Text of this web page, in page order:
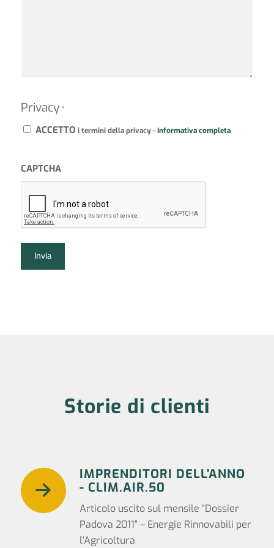
Privacy *
ACCETTO i termini della privacy -Informativa completa
CAPTCHA
Storie di clienti
IMPRENDITORI DELL’ANNO
- CLIM.AIR.50
Articolo uscito sul mensile “Dossier
Padova 2011” – Energie Rinnovabili per
l’Agricoltura